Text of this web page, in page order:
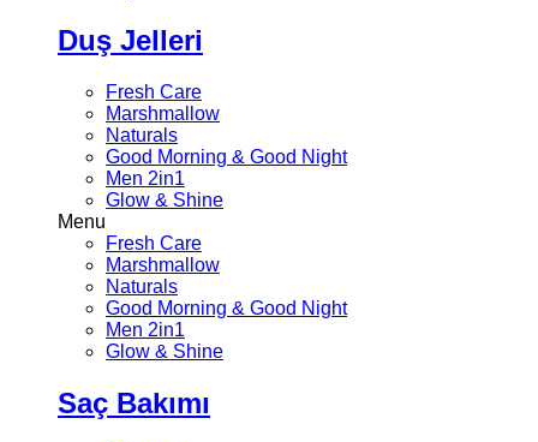
Duş Jelleri
Fresh Care
Marshmallow
Naturals
Good Morning & Good Night
Men 2in1
Glow & Shine
Menu
Fresh Care
Marshmallow
Naturals
Good Morning & Good Night
Men 2in1
Glow & Shine
Saç Bakımı